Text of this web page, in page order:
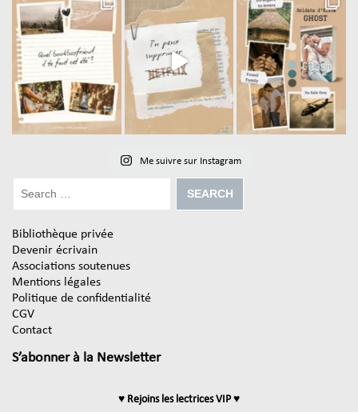
Me suivre sur Instagram
Bibliothèque privée
Devenir écrivain
Associations soutenues
Mentions légales
Politique de confidentialité
CGV
Contact
S’abonner à la Newsletter
♥ Rejoins les lectrices VIP ♥